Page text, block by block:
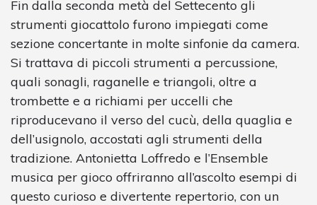
Fin dalla seconda metà del Settecento gli
strumenti giocattolo furono impiegati come
sezione concertante in molte sinfonie da camera.
Si trattava di piccoli strumenti a percussione,
quali sonagli, raganelle e triangoli, oltre a
trombette e a richiami per uccelli che
riproducevano il verso del cucù, della quaglia e
dell’usignolo, accostati agli strumenti della
tradizione. Antonietta Loffredo e l’Ensemble
musica per gioco offriranno all’ascolto esempi di
questo curioso e divertente repertorio, con un